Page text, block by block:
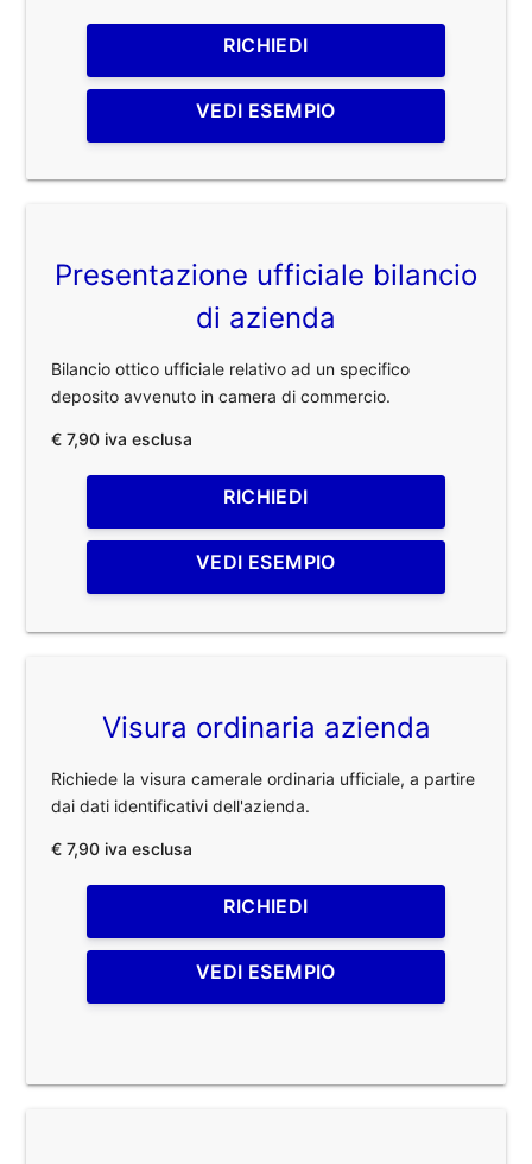
RICHIEDI
VEDI ESEMPIO
Presentazione ufficiale bilancio
di azienda
Bilancio ottico ufficiale relativo ad un specifico
deposito avvenuto in camera di commercio.
€ 7,90 iva esclusa
RICHIEDI
VEDI ESEMPIO
Visura ordinaria azienda
Richiede la visura camerale ordinaria ufficiale, a partire
dai dati identificativi dell'azienda.
€ 7,90 iva esclusa
RICHIEDI
VEDI ESEMPIO